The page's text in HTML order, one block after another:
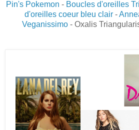
Pin's Pokemon - Boucles d'oreilles
d'oreilles coeur bleu clair -
Veganissimo - Oxalis